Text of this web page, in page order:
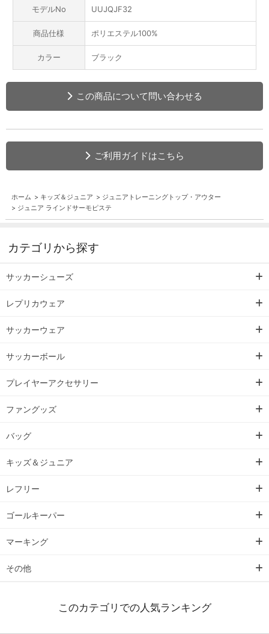
モデルNo UUJQJF32
商品仕様 ポリエステル100%
カラー ブラック
この商品について問い合わせる
ご利用ガイドはこちら
ホーム > キッズ＆ジュニア > ジュニアトレーニングトップ・アウター
> ジュニア ラインドサーモピステ
カテゴリから探す
サッカーシューズ
レプリカウェア
サッカーウェア
サッカーボール
プレイヤーアクセサリー
ファングッズ
バッグ
キッズ＆ジュニア
レフリー
ゴールキーパー
マーキング
その他